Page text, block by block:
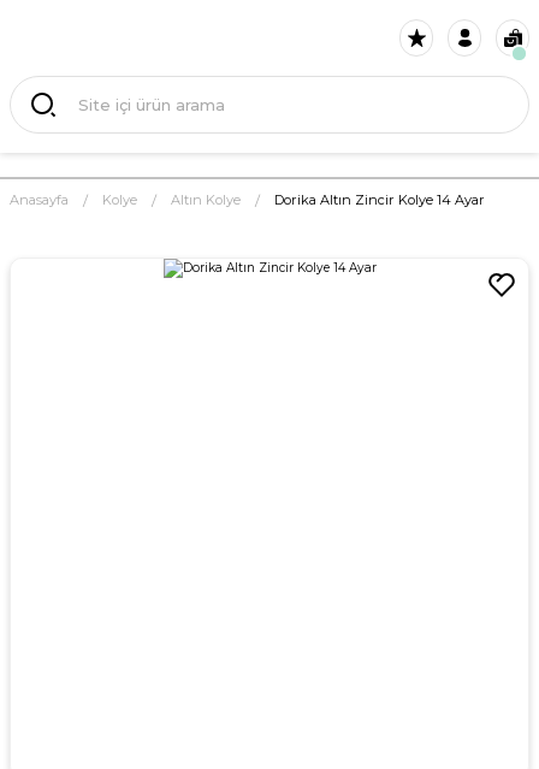
Anasayfa Kolye Altın Kolye Dorika Altın Zincir Kolye 14 Ayar